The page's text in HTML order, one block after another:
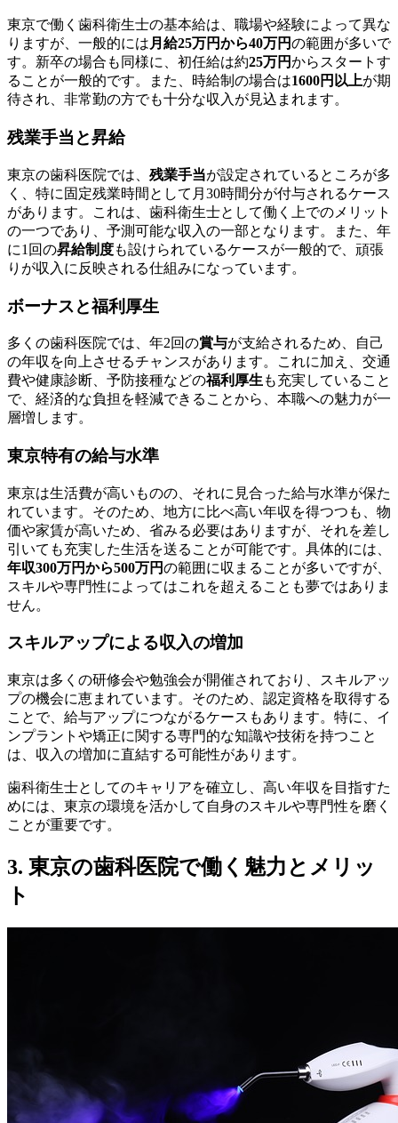
東京で働く歯科衛生士の基本給は、職場や経験によって異な
りますが、一般的には 月給25万円から40万円の範囲が多いで
す。新卒の場合も同様に、初任給は約25万円からスタートす
ることが一般的です。また、時給制の場合は1600円以上が期
待され、非常勤の方でも十分な収入が見込まれます。
残業手当と昇給
東京の歯科医院では、 残業手当が設定されているところが多
く、特に固定残業時間として月30時間分が付与されるケース
があります。これは、歯科衛生士として働く上でのメリット
の一つであり、予測可能な収入の一部となります。また、年
に1回の昇給制度も設けられているケースが一般的で、頑張
りが収入に反映される仕組みになっています。
ボーナスと福利厚生
多くの歯科医院では、年2回の賞与が支給されるため、自己
の年収を向上させるチャンスがあります。これに加え、交通
費や健康診断、予防接種などの福利厚生 も充実していること
で、経済的な負担を軽減できることから、本職への魅力が一
層増します。
東京特有の給与水準
東京は生活費が高いものの、それに見合った給与水準が保た
れています。そのため、地方に比べ高い年収を得つつも、物
価や家賃が高いため、省みる必要はありますが、それを差し
引いても充実した生活を送ることが可能です。具体的には、
年収300万円から500万円の範囲に収まることが多いですが、
スキルや専門性によってはこれを超えることも夢ではありま
せん。
スキルアップによる収入の増加
東京は多くの研修会や勉強会が開催されており、スキルアッ
プの機会に恵まれています。そのため、認定資格を取得する
ことで、給与アップにつながるケースもあります。特に、イ
ンプラントや矯正に関する専門的な知識や技術を持つこと
は、収入の増加に直結する可能性があります。
歯科衛生士としてのキャリアを確立し、高い年収を目指すた
めには、東京の環境を活かして自身のスキルや専門性を磨く
ことが重要です。
3. 東京の歯科医院で働く魅力とメリッ
ト